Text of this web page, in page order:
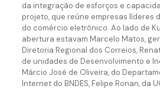
da integração de esforços e
projeto, que reúne empresas líderes
do comércio eletrônico. Ao lado de
abertura estavam Marcelo Matos,
Diretoria Regional dos Correios,
de unidades de Desenvolvimento e
Márcio José de Oliveira, do
Internet do BNDES, Felipe Ronan, da